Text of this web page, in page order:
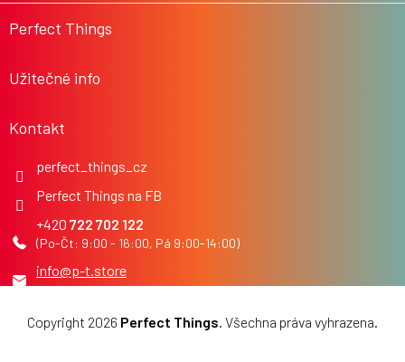
t
Perfect Things
Užitečné info
Kontakt
info@p-t.store
722 702 122
Perfect Things na FB
perfect_things_cz
Copyright 2026 Perfect Things. Všechna práva vyhrazena.